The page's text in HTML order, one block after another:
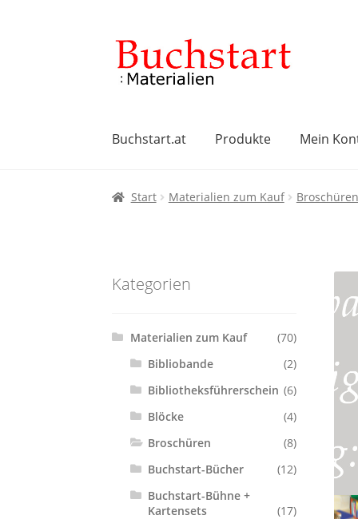
Zur
Navigation
springen
Zum
Inhalt
springen
Buchstart.at Produkte Mein
Start AGB Datenschutzbelehrung
Start Materialien zum Kauf Broschüren
Kategorien
Materialien zum Kauf
(70)
Bibliobande
(2)
Bibliotheksführerschein (6)
Blöcke
(4)
Broschüren
(8)
Buchstart-Bücher
(12)
Buchstart-Bühne +
Kartensets
(17)